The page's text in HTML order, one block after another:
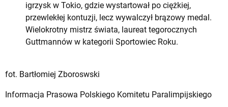
igrzysk w Tokio, gdzie wystartował po ciężkiej,
przewlekłej kontuzji, lecz wywalczył brązowy medal.
Wielokrotny mistrz świata, laureat tegorocznych
Guttmannów w kategorii Sportowiec Roku.
fot. Bartłomiej Zboroswski
Informacja Prasowa Polskiego Komitetu Paralimpijskiego